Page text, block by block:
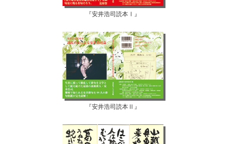
『安井浩司読本Ⅰ』
『安井浩司読本Ⅱ』